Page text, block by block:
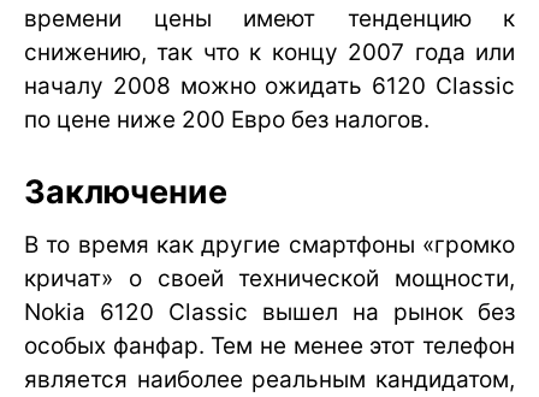
времени цены имеют тенденцию к
снижению, так что к концу 2007 года или
началу 2008 можно ожидать 6120 Classic
по цене ниже 200 Евро без налогов.
Заключение
В то время как другие смартфоны «громко
кричат» о своей технической мощности,
Nokia 6120 Classic вышел на рынок без
особых фанфар. Тем не менее этот телефон
является наиболее реальным кандидатом,